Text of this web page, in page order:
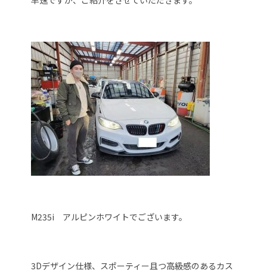
M235i アルピンホワイトでございます。
3Dデザイン仕様、スポーティー且つ高級感のあるカス